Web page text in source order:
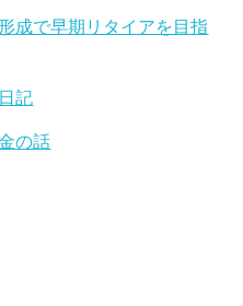
成で早期リタイアを目指
記
の話